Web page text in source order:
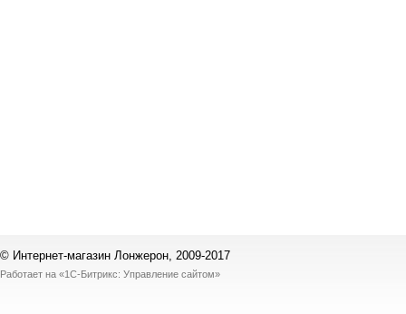
© Интернет-магазин Лонжерон, 2009-2017
Работает на «1С-Битрикс: Управление сайтом»